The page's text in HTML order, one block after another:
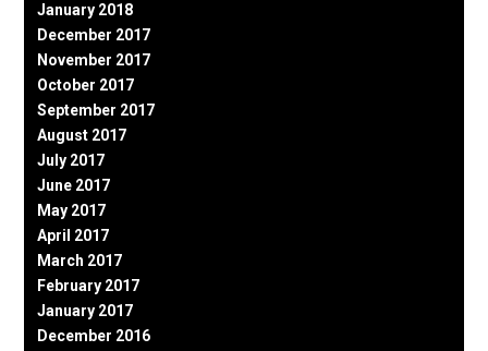
January 2018
December 2017
November 2017
October 2017
September 2017
August 2017
July 2017
June 2017
May 2017
April 2017
March 2017
February 2017
January 2017
December 2016